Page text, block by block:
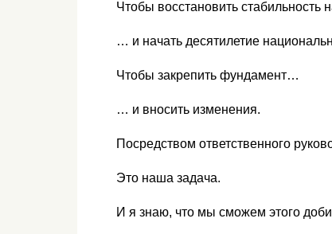
Чтобы восстановить
… и начать десятилетие
Чтобы закрепить фундамент…
… и вносить изменения.
Посредством ответственного
Это наша задача.
И я знаю, что мы сможем этого